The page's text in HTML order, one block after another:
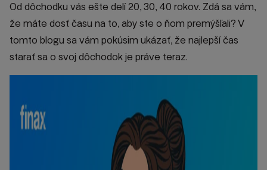
Od dôchodku vás ešte delí 20, 30, 40 rokov. Zdá sa vám,
že máte dosť času na to, aby ste o ňom premýšľali? V
tomto blogu sa vám pokúsim ukázať, že najlepší čas
starať sa o svoj dôchodok je práve teraz.